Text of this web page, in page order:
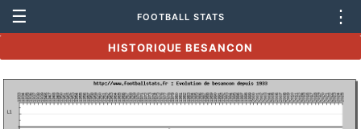
☰ FOOTBALL STATS ⋮
HISTORIQUE BESANCON